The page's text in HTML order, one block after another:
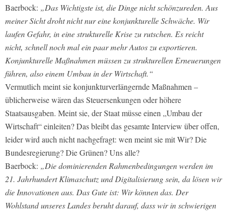
Baerbock: „Das Wichtigste ist, die Dinge nicht schönzureden. Aus
meiner Sicht droht nicht nur eine konjunkturelle Schwäche. Wir
laufen Gefahr, in eine strukturelle Krise zu rutschen. Es reicht
nicht, schnell noch mal ein paar mehr Autos zu exportieren.
Konjunkturelle Maßnahmen müssen zu strukturellen Erneuerungen
führen, also einem Umbau in der Wirtschaft.“
Vermutlich meint sie konjunkturverlängernde Maßnahmen –
üblicherweise wären das Steuersenkungen oder höhere
Staatsausgaben. Meint sie, der Staat müsse einen „Umbau der
Wirtschaft“ einleiten? Das bleibt das gesamte Interview über offen,
leider wird auch nicht nachgefragt: wen meint sie mit Wir? Die
Bundesregierung? Die Grünen? Uns alle?
Baerbock: „Die dominierenden Rahmenbedingungen werden im
21. Jahrhundert Klimaschutz und Digitalisierung sein, da lösen wir
die Innovationen aus. Das Gute ist: Wir können das. Der
Wohlstand unseres Landes beruht darauf, dass wir in schwierigen